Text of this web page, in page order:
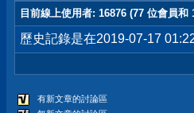
目前線上使用者: 16876 (77 位會員和
歷史記錄是在2019-07-17
有新文章的討論區